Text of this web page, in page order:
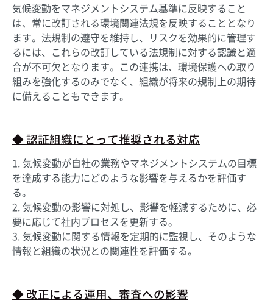
気候変動をマネジメントシステム基準に反映すること
は、常に改訂される環境関連法規を反映することとなり
ます。法規制の遵守を維持し、リスクを効果的に管理す
るには、これらの改訂している法規制に対する認識と適
合が不可欠となります。この連携は、環境保護への取り
組みを強化するのみでなく、組織が将来の規制上の期待
に備えることもできます。
◆ 認証組織にとって推奨される対応
1. 気候変動が自社の業務やマネジメントシステムの目標
を達成する能力にどのような影響を与えるかを評価す
る。
2. 気候変動の影響に対処し、影響を軽減するために、必
要に応じて社内プロセスを更新する。
3. 気候変動に関する情報を定期的に監視し、そのような
情報と組織の状況との関連性を評価する。
◆ 改正による運用、審査への影響